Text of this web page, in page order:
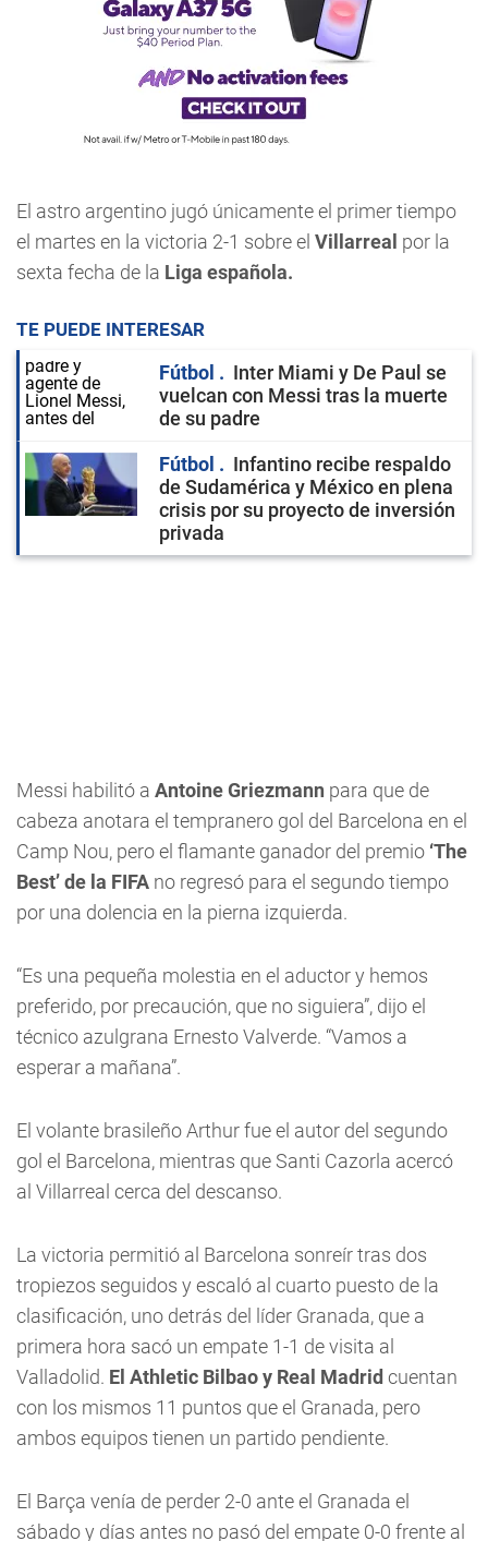
El astro argentino jugó únicamente el primer tiempo
el martes en la victoria 2-1 sobre el Villarreal por la
sexta fecha de la Liga española.
TE PUEDE INTERESAR
Fútbol
Inter Miami y De Paul se
vuelcan con Messi tras la muerte
de su padre
Fútbol
Infantino recibe respaldo
de Sudamérica y México en plena
crisis por su proyecto de inversión
privada
Messi habilitó a Antoine Griezmann para que de
cabeza anotara el tempranero gol del Barcelona en el
Camp Nou, pero el flamante ganador del premio ‘The
Best’ de la FIFA no regresó para el segundo tiempo
por una dolencia en la pierna izquierda.
“Es una pequeña molestia en el aductor y hemos
preferido, por precaución, que no siguiera”, dijo el
técnico azulgrana Ernesto Valverde. “Vamos a
esperar a mañana”.
El volante brasileño Arthur fue el autor del segundo
gol el Barcelona, mientras que Santi Cazorla acercó
al Villarreal cerca del descanso.
La victoria permitió al Barcelona sonreír tras dos
tropiezos seguidos y escaló al cuarto puesto de la
clasificación, uno detrás del líder Granada, que a
primera hora sacó un empate 1-1 de visita al
Valladolid. El Athletic Bilbao y Real Madrid cuentan
con los mismos 11 puntos que el Granada, pero
ambos equipos tienen un partido pendiente.
El Barça venía de perder 2-0 ante el Granada el
sábado y días antes no pasó del empate 0-0 frente al